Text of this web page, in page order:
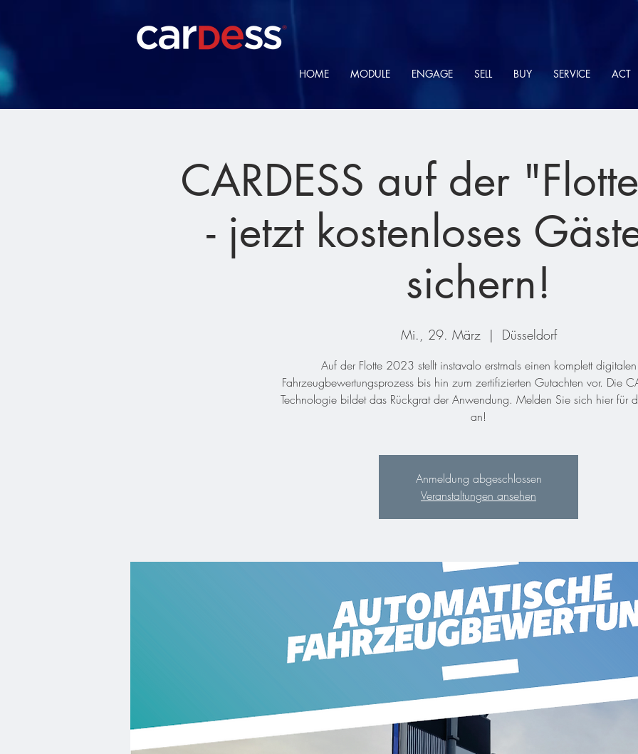
HOME MODULE ENGAGE SELL BUY SERVICE ACT
CARDESS auf der
- jetzt kostenloses
sichern!
Mi., 29. März
  |
Düsseldorf
Auf der Flotte 2023 stellt instavalo erstmals einen komplett digitalen
Fahrzeugbewertungsprozess bis hin zum zertifizierten Gutachten vor. Die
Technologie bildet das Rückgrat der Anwendung. Melden Sie sich hier für
an!
Anmeldung abgeschlossen
Veranstaltungen ansehen